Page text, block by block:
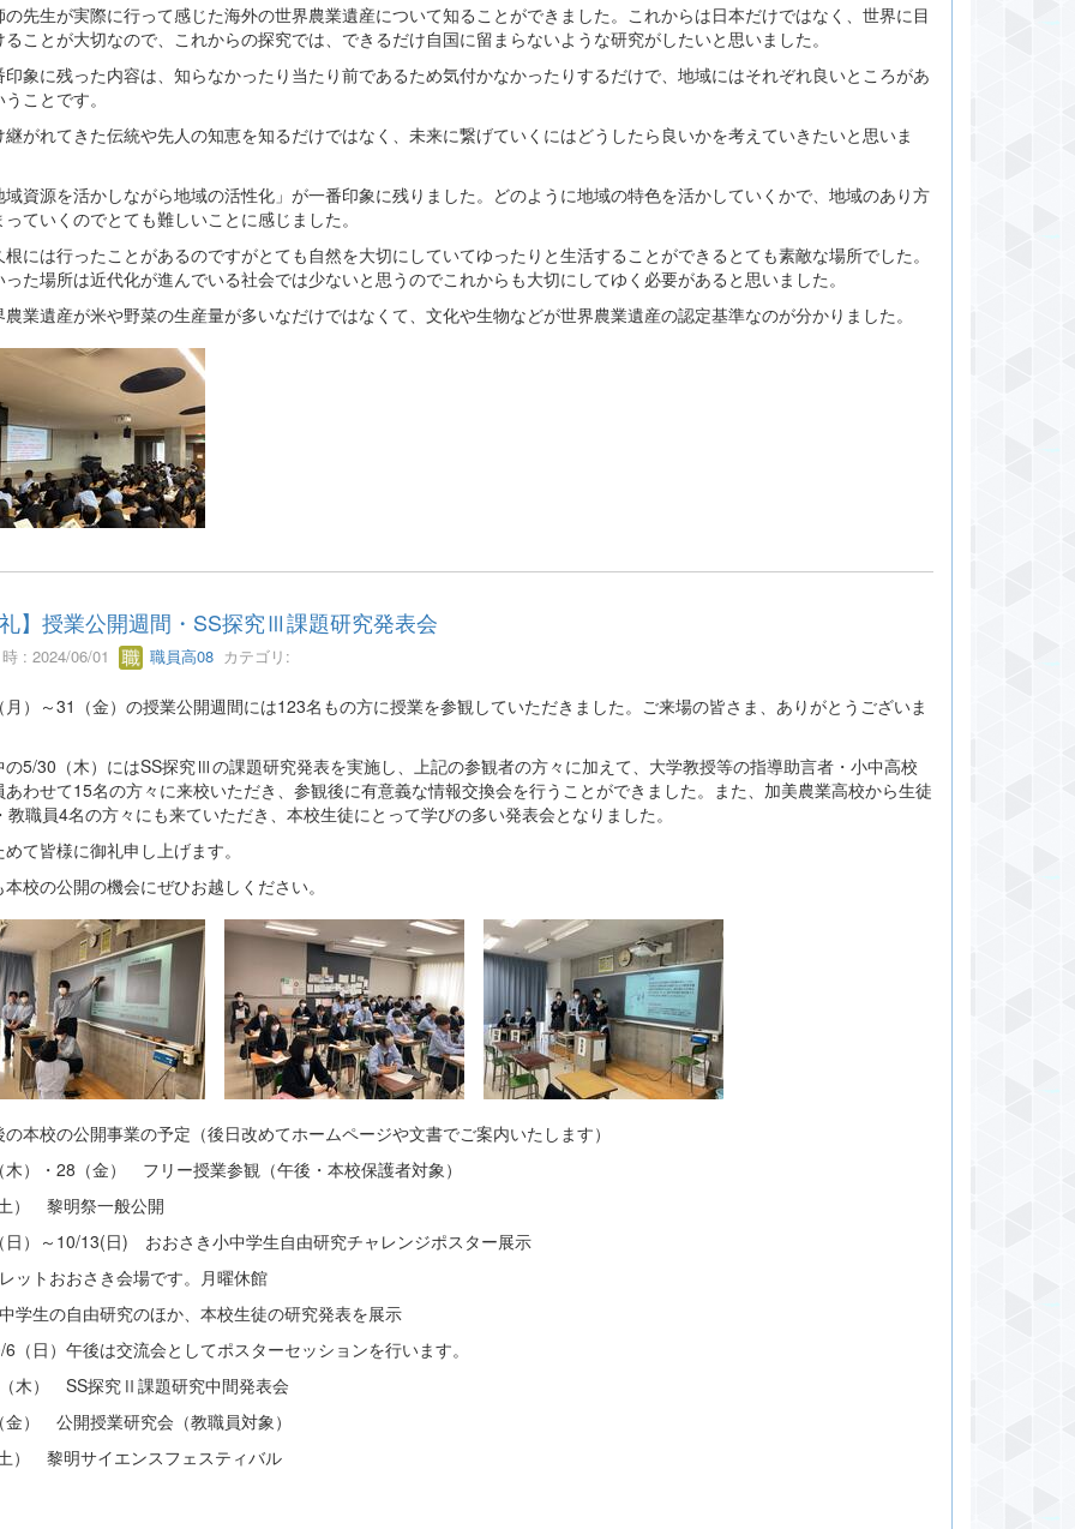
の先生が実際に行って感じた海外の世界農業遺産について知ることができました。これからは日本だけではなく、世界に目
ことが大切なので、これからの探究では、できるだけ自国に留まらないような研究がしたいと思いました。
印象に残った内容は、知らなかったり当たり前であるため気付かなかったりするだけで、地域にはそれぞれ良いところがあ
ことです。
継がれてきた伝統や先人の知恵を知るだけではなく、未来に繋げていくにはどうしたら良いかを考えていきたいと思いま
域資源を活かしながら地域の活性化」が一番印象に残りました。どのように地域の特色を活かしていくかで、地域のあり方
ていくのでとても難しいことに感じました。
には行ったことがあるのですがとても自然を大切にしていてゆったりと生活することができるとても素敵な場所でした。
た場所は近代化が進んでいる社会では少ないと思うのでこれからも大切にしてゆく必要があると思いました。
業遺産が米や野菜の生産量が多いなだけではなくて、文化や生物などが世界農業遺産の認定基準なのが分かりました。
】授業公開週間・SS探究Ⅲ課題研究発表会
: 2024/06/01 職員高08カテゴリ:
）～31（金）の授業公開週間には123名もの方に授業を参観していただきました。ご来場の皆さま、ありがとうございま
の5/30（木）にはSS探究Ⅲの課題研究発表を実施し、上記の参観者の方々に加えて、大学教授等の指導助言者・小中高校
あわせて15名の方々に来校いただき、参観後に有意義な情報交換会を行うことができました。また、加美農業高校から生徒
教職員4名の方々にも来ていただき、本校生徒にとって学びの多い発表会となりました。
て皆様に御礼申し上げます。
校の公開の機会にぜひお越しください。
本校の公開事業の予定（後日改めてホームページや文書でご案内いたします）
）・28（金） フリー授業参観（午後・本校保護者対象）
） 黎明祭一般公開
日）～10/13(日) おおさき小中学生自由研究チャレンジポスター展示
トおおさき会場です。月曜休館
生の自由研究のほか、本校生徒の研究発表を展示
日）午後は交流会としてポスターセッションを行います。
木） SS探究Ⅱ課題研究中間発表会
金） 公開授業研究会（教職員対象）
） 黎明サイエンスフェスティバル